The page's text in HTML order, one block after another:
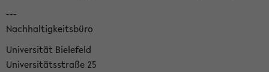
---
Nachhaltigkeitsbüro
Universität Bielefeld
Universitätsstraße 25